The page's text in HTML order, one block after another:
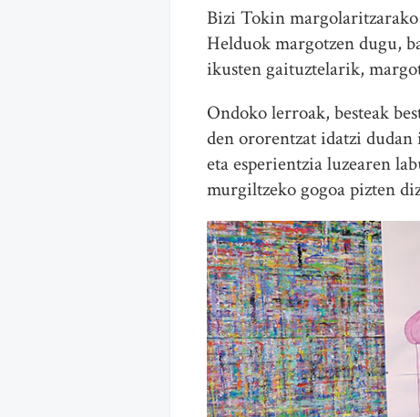
Bizi Tokin
Helduok margotzen dugu,
ikusten gaituztelarik,
Ondoko lerroak, besteak
den ororentzat idatzi
eta esperientzia luzearen
murgiltzeko gogoa pizten